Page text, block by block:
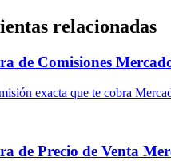
relacionadas
de Comisiones
exacta que te cobra
de Precio de Venta